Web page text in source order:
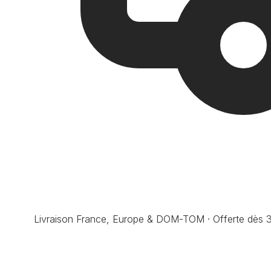
Livraison France, Europe & DOM-TOM · Offerte dès